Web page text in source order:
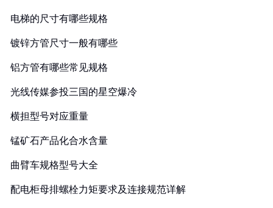
电梯的尺寸有哪些规格
镀锌方管尺寸一般有哪些
铝方管有哪些常见规格
光线传媒参投三国的星空爆冷
横担型号对应重量
锰矿石产品化合水含量
曲臂车规格型号大全
配电柜母排螺栓力矩要求及连接规范详解